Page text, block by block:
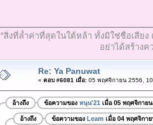
“สิ่งที่ล้ำค่าที่สุดในใต้หล้า ทั้งมิใช่ชื่อเสีย
อย่าได้สร้างค
Re: Ya Panuwat
« ตอบ #6081 เมื่อ:05 พฤศจิกายน 2556,
อ้างถึง ข้อความของ หนุน'21 เมื่อ 05 พฤศจิกาย
อ้างถึง ข้อความของ Leam เมื่อ 04 พฤศจิกา